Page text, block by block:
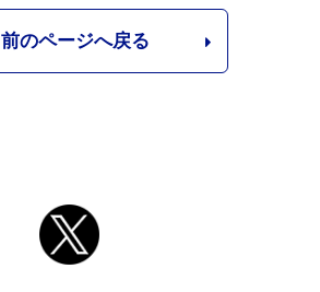
前のページへ戻る